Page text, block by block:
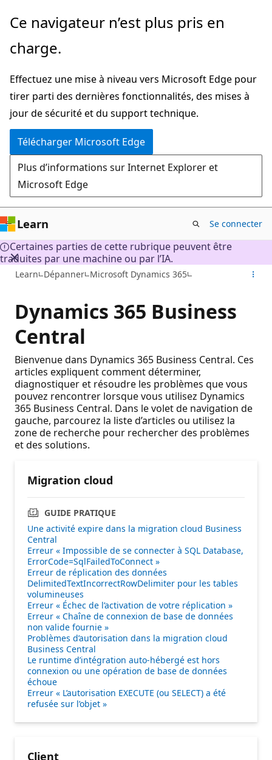
Passer
directement
au
principal
Ce navigateur n’est plus pris en
charge.
Effectuez une mise à niveau vers Microsoft Edge pour
tirer parti des dernières fonctionnalités, des mises à
jour de sécurité et du support technique.
Télécharger Microsoft Edge
Plus d’informations sur Internet Explorer et
Microsoft Edge
Learn Se connecter
Certaines parties de cette rubrique peuvent être
traduites par une machine ou par l’IA.
Learn Dépanner Microsoft Dynamics 365
Dynamics 365 Business
Central
Bienvenue dans Dynamics 365 Business Central. Ces
articles expliquent comment déterminer,
diagnostiquer et résoudre les problèmes que vous
pouvez rencontrer lorsque vous utilisez Dynamics
365 Business Central. Dans le volet de navigation de
gauche, parcourez la liste d’articles ou utilisez la
zone de recherche pour rechercher des problèmes
et des solutions.
Migration cloud
GUIDE PRATIQUE
Une activité expire dans la migration cloud Business
Central
Erreur « Impossible de se connecter à SQL Database,
ErrorCode=SqlFailedToConnect »
Erreur de réplication des données
DelimitedTextIncorrectRowDelimiter pour les tables
volumineuses
Erreur « Échec de l’activation de votre réplication »
Erreur « Chaîne de connexion de base de données
non valide fournie »
Problèmes d’autorisation dans la migration cloud
Business Central
Le runtime d’intégration auto-hébergé est hors
connexion ou une opération de base de données
échoue
Erreur « L’autorisation EXECUTE (ou SELECT) a été
refusée sur l’objet »
Client